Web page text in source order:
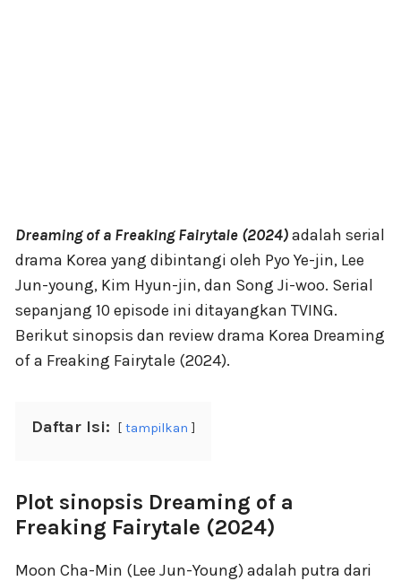
Dreaming of a Freaking Fairytale (2024)adalah serial
drama Korea yang dibintangi oleh Pyo Ye-jin, Lee
Jun-young, Kim Hyun-jin, dan Song Ji-woo. Serial
sepanjang 10 episode ini ditayangkan TVING.
Berikut sinopsis dan review drama Korea Dreaming
of a Freaking Fairytale (2024).
Daftar Isi: tampilkan
Plot sinopsis Dreaming of a
Freaking Fairytale (2024)
Moon Cha-Min (Lee Jun-Young) adalah putra dari